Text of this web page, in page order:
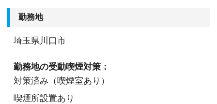
勤務地
埼玉県川口市
勤務地の受動喫煙対策：
対策済み（喫煙室あり）
喫煙所設置あり